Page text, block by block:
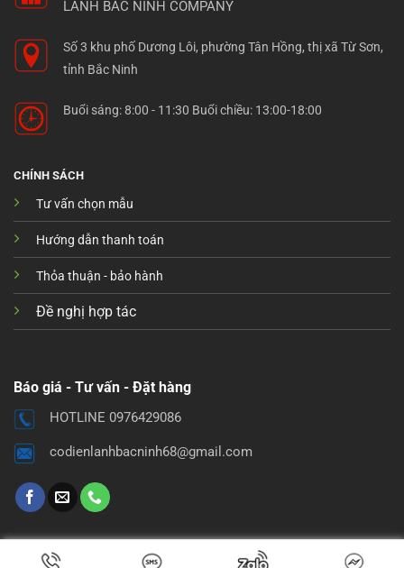
LANH BAC NINH COMPANY
Số 3 khu phố Dương Lôi, phường Tân Hồng, thị xã Từ Sơn,
tỉnh Bắc Ninh
Buổi sáng: 8:00 - 11:30 Buổi chiều: 13:00-18:00
CHÍNH SÁCH
Tư vấn chọn mẫu
Hướng dẫn thanh toán
Thỏa thuận - bảo hành
Đề nghị hợp tác
Báo giá - Tư vấn - Đặt hàng
HOTLINE 0976429086
codienlanhbacninh68@gmail.com